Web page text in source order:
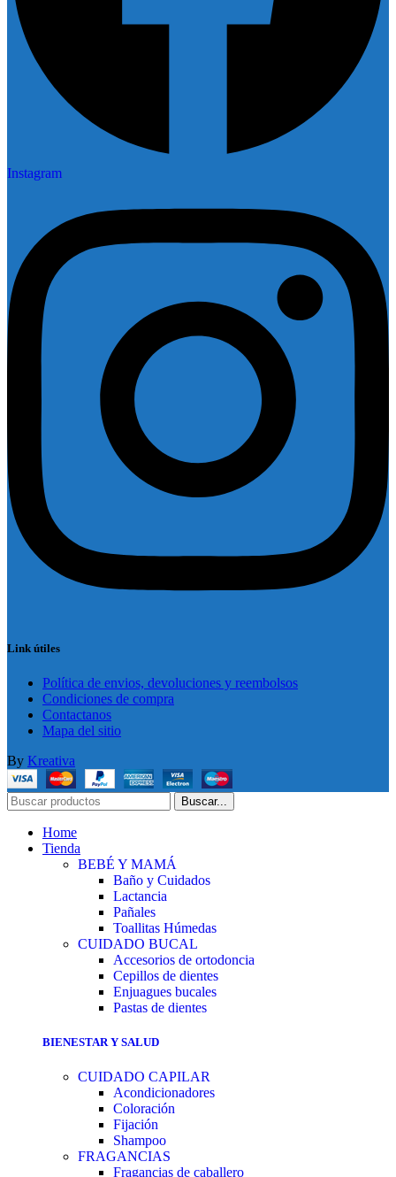
Instagram
Link útiles
Política de envios, devoluciones y reembolsos
Condiciones de compra
Contactanos
Mapa del sitio
By Kreativa
Buscar...
Home
Tienda
BEBÉ Y MAMÁ
Baño y Cuidados
Lactancia
Pañales
Toallitas Húmedas
CUIDADO BUCAL
Accesorios de ortodoncia
Cepillos de dientes
Enjuagues bucales
Pastas de dientes
BIENESTAR Y SALUD
CUIDADO CAPILAR
Acondicionadores
Coloración
Fijación
Shampoo
FRAGANCIAS
Fragancias de caballero